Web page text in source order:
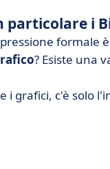
particolare i
formale
? Esiste una
grafici, c'è solo